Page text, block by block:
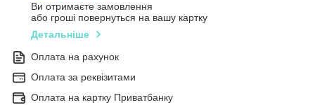
Ви отримаєте замовлення
або гроші повернуться на вашу картку
Детальніше
Оплата на рахунок
Оплата за реквізитами
Оплата на картку Приватбанку